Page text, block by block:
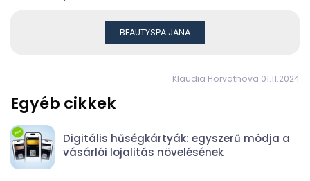
BEAUTYSPA JANA
Klaudia Horvathova 01.11.2024
Egyéb cikkek
Digitális hűségkártyák: egyszerű módja a
vásárlói lojalitás növelésének